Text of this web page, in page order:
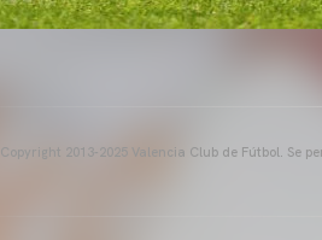
Copyright 2013-2025 Valencia Club de Fútbol. Se